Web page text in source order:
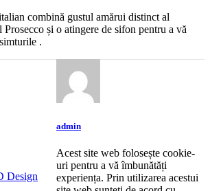
combină gustul amărui distinct al
și o atingere de sifon pentru a vă
.
admin
Design
Acest site web folosește cookie-
uri pentru a vă îmbunătăți
experiența. Prin utilizarea acestui